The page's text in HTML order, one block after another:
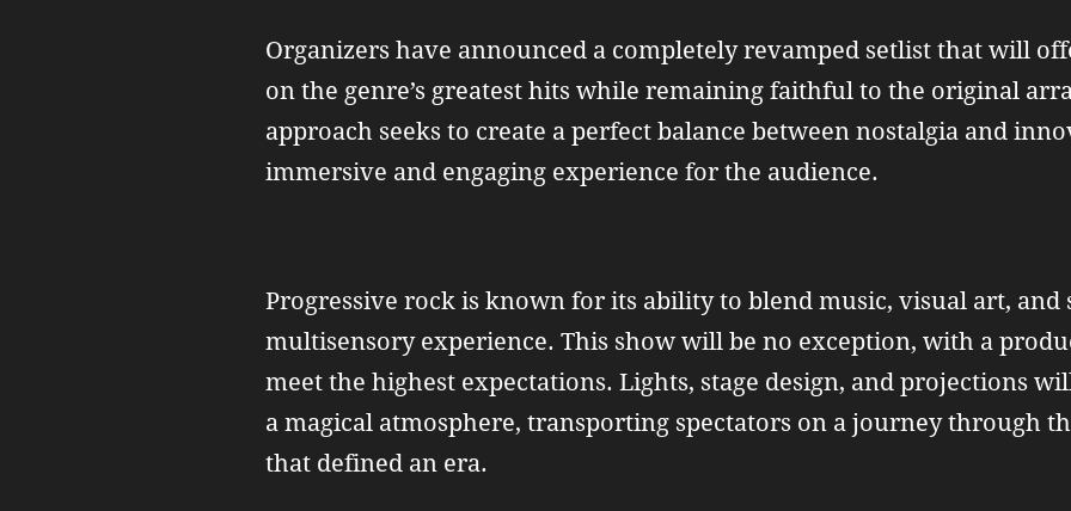
Organizers have announced a completely revamped setlist that will
on the genre’s greatest hits while remaining faithful to the original
approach seeks to create a perfect balance between nostalgia and
immersive and engaging experience for the audience.
Progressive rock is known for its ability to blend music, visual art,
multisensory experience. This show will be no exception, with a
meet the highest expectations. Lights, stage design, and projections
a magical atmosphere, transporting spectators on a journey through
that defined an era.